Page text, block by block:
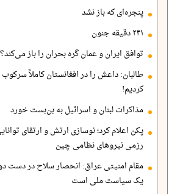
پنجره‌ای که باز نشد
۲۴۱ دقیقه جنون
توافق ایران و عمان گره بحران را باز می‌کند؟
طالبان: داعش را در افغانستان کاملاً سرکوب
کردیم!
مذاکرات لبنان و اسرائیل به بن‌بست خورد
پکن اعلام کرد؛ نوسازی ارتش و ارتقای
رزمی نیروهای نظامی چین
مقام امنیتی عراق: انحصار سلاح در دست
یک سیاست ملی است